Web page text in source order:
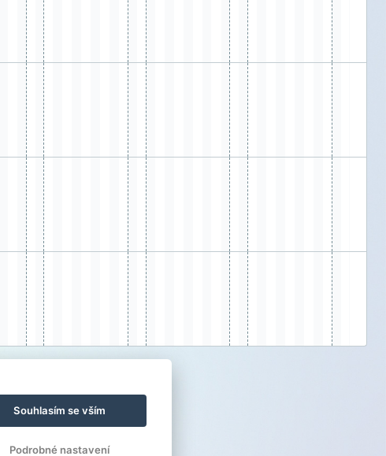
Souhlasím se vším
Podrobné nastavení